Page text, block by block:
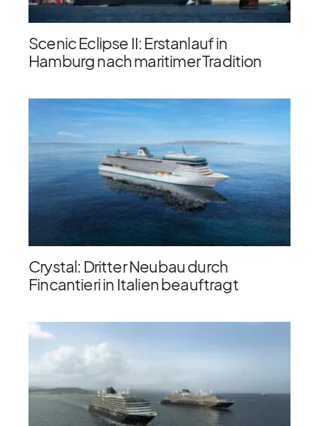
Scenic Eclipse II: Erstanlauf in
Hamburg nach maritimer Tradition
Crystal: Dritter Neubau durch
Fincantieri in Italien beauftragt